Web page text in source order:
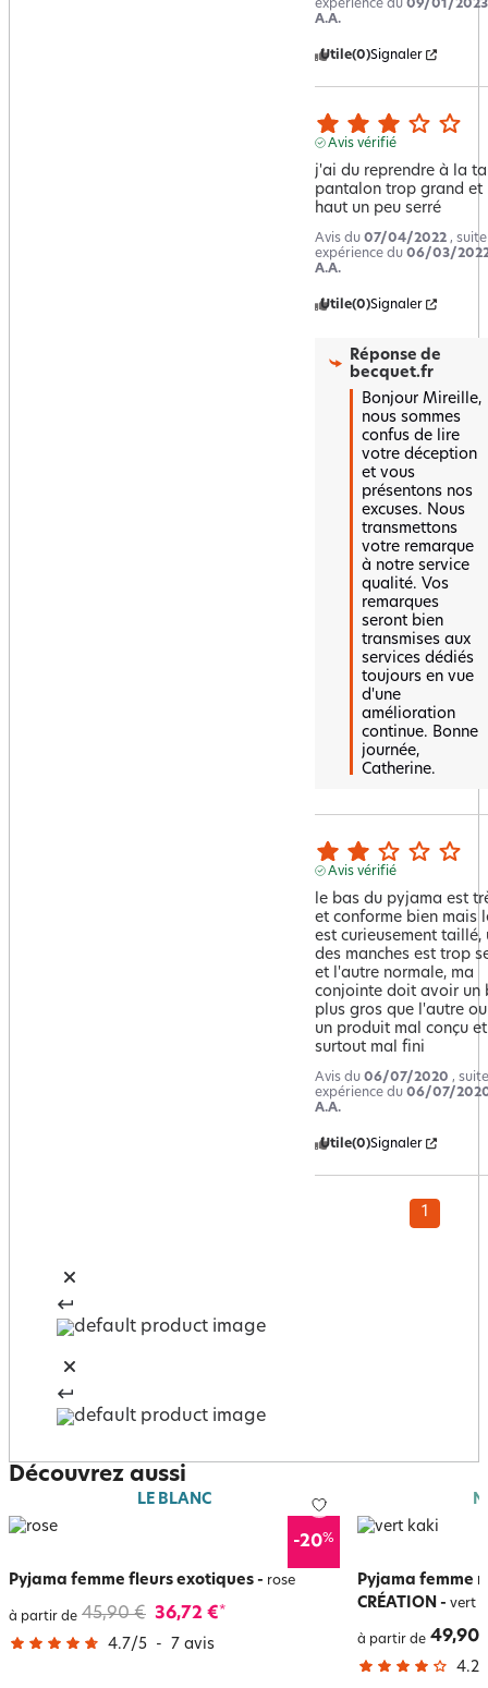
expérience du 09/01/2023
A.A.
Utile(0)Signaler
Avis vérifié
j'ai du reprendre à la
pantalon trop grand et
haut un peu serré
Avis du 07/04/2022 ,
expérience du 06/03/
A.A.
Utile(0)Signaler
Réponse de
becquet.fr
Bonjour Mireille,
nous sommes
confus de lire
votre déception
et vous
présentons nos
excuses. Nous
transmettons
votre remarque
à notre service
qualité. Vos
remarques
seront bien
transmises aux
services dédiés
toujours en vue
d'une
amélioration
continue. Bonne
journée,
Catherine.
Avis vérifié
le bas du pyjama est
et conforme bien mais
est curieusement taillé,
des manches est trop
et l'autre normale, ma
conjointe doit avoir un
plus gros que l'autre
un produit mal conçu et
surtout mal fini
Avis du 06/07/2020 ,
expérience du 06/07/
A.A.
Utile(0)Signaler
1
Découvrez aussi
LE BLANC
-20%
Pyjama femme fleurs exotiques - rose
à partir de 45,90 € 36,72 €*
4.7/5 - 7 avis
Pyjama femme
CRÉATION - vert
à partir de 49,90
4.2